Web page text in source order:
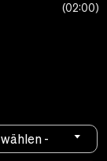
02:00
-